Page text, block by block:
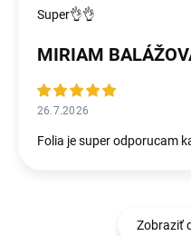
Super👌👌
MIRIAM
26.7.2026
Folia je super odporucam
Zobraziť